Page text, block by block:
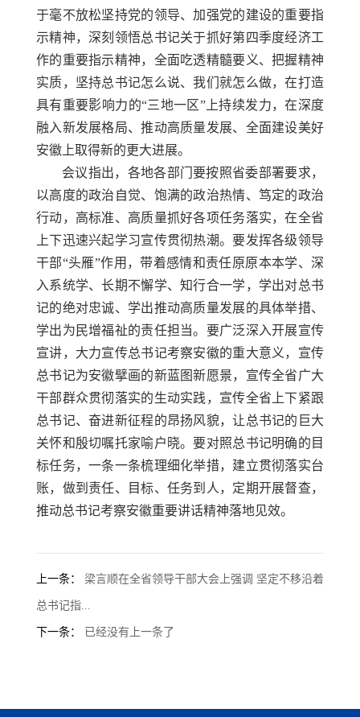
于毫不放松坚持党的领导、加强党的建设的重要指
示精神，深刻领悟总书记关于抓好第四季度经济工
作的重要指示精神，全面吃透精髓要义、把握精神
实质，坚持总书记怎么说、我们就怎么做，在打造
具有重要影响力的“三地一区”上持续发力，在深度
融入新发展格局、推动高质量发展、全面建设美好
安徽上取得新的更大进展。
会议指出，各地各部门要按照省委部署要求，
以高度的政治自觉、饱满的政治热情、笃定的政治
行动，高标准、高质量抓好各项任务落实，在全省
上下迅速兴起学习宣传贯彻热潮。要发挥各级领导
干部“头雁”作用，带着感情和责任原原本本学、深
入系统学、长期不懈学、知行合一学，学出对总书
记的绝对忠诚、学出推动高质量发展的具体举措、
学出为民增福祉的责任担当。要广泛深入开展宣传
宣讲，大力宣传总书记考察安徽的重大意义，宣传
总书记为安徽擘画的新蓝图新愿景，宣传全省广大
干部群众贯彻落实的生动实践，宣传全省上下紧跟
总书记、奋进新征程的昂扬风貌，让总书记的巨大
关怀和殷切嘱托家喻户晓。要对照总书记明确的目
标任务，一条一条梳理细化举措，建立贯彻落实台
账，做到责任、目标、任务到人，定期开展督查，
推动总书记考察安徽重要讲话精神落地见效。
上一条： 梁言顺在全省领导干部大会上强调 坚定不移沿着
总书记指...
下一条： 已经没有上一条了